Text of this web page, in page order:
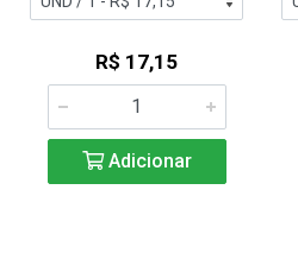
R$ 17,15
Adicionar